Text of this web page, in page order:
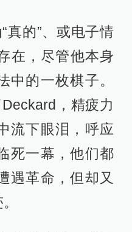
真的”、或电子情
在，尽管他本身
中的一枚棋子。
，精疲力
流下眼泪，呼应
死一幕，他们都
遇革命，但却又